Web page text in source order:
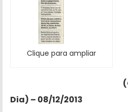
Clique para ampliar
Dia) – 08/12/2013